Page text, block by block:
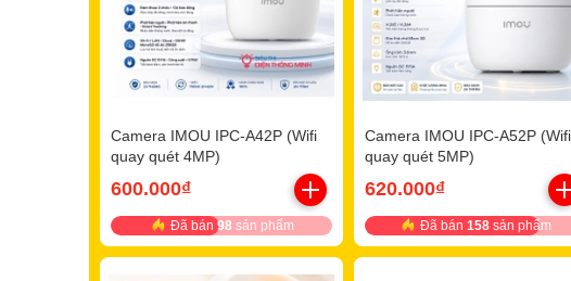
Camera IMOU IPC-A42P (Wifi
quay quét 4MP)
600.000₫
Đã bán98 sản phẩm
Camera IMOU IPC-A52P (Wifi
quay quét 5MP)
620.000₫
Đã bán 158 sản phẩm